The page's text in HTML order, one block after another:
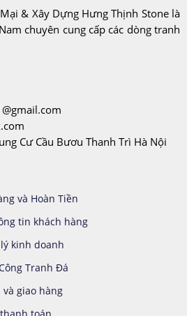
& Xây Dựng Hưng Thịnh Stone là
chuyên cung cấp các dòng tranh
Cư Cầu Bươu Thanh Trì Hà Nội
và Hoàn Tiền
tin khách hàng
kinh doanh
Tranh Đá
giao hàng